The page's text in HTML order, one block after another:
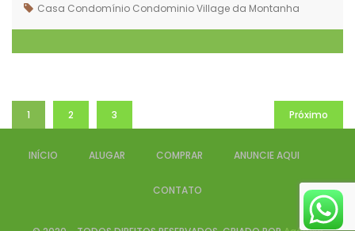
Casa Condomínio Condominio Village da Montanha
1 2 3 Próximo
INÍCIO ALUGAR COMPRAR ANUNCIE AQUI
CONTATO